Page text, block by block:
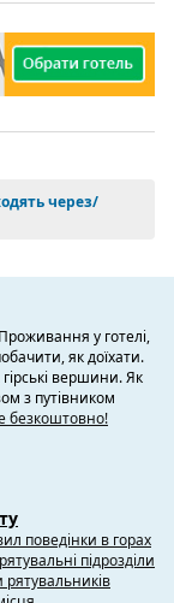
через/
у готелі,
як доїхати.
вершини. Як
з путівником
безкоштовно!
поведінки в горах
рятувальні підрозділи